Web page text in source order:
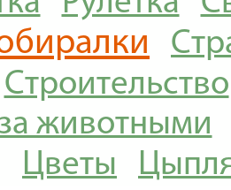
Строительство
животными
Цветы